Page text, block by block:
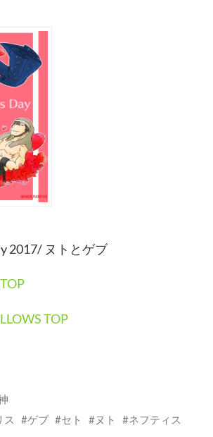
2017/ ヌトとゲブ
TOP
ス ゲブ セト ヌト
ネフティス